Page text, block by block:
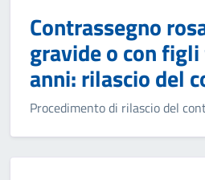
Contrassegno
gravide o con
anni: rilascio del
Procedimento di rilascio del